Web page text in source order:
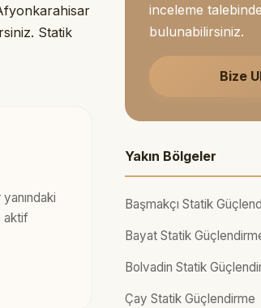
Statik
yanındaki
aktif
inceleme talebinde
bulunabilirsiniz.
Bize
Yakın Bölgeler
Başmakçı Statik
Bayat Statik
Bolvadin Statik
Çay Statik Güçlendirme